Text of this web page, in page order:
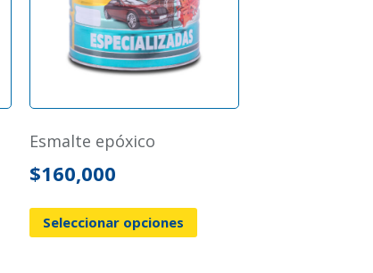
esmalte epóxico
$160,000
Seleccionar opciones